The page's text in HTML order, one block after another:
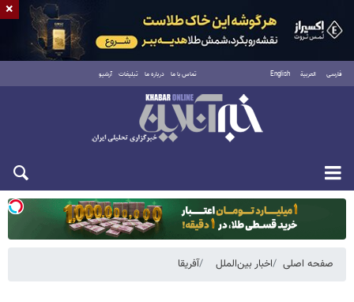
فارسی العربية English تماس با ما درباره ما تبلیغات آرشیو
یکشنبه ۱۸ مرداد ۱۴۰۵
صفحه اصلی اخبار بین‌الملل آفریقا
×